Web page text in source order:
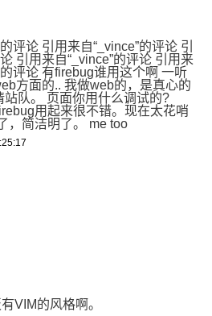
评论 引用来自“_vince”的评论 引
引用来自“_vince”的评论 引用来
评论 有firebug谁用这个啊 一听
方面的.. 我做web的，是真心的
站队。 页面你用什么调试的?
用起来很不错。现在太花哨
，简洁明了。 me too
VIM的风格啊。